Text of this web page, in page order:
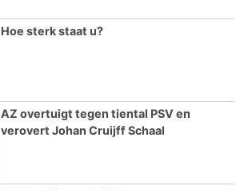
Hoe sterk staat u?
AZ overtuigt tegen tiental PSV en
verovert Johan Cruijff Schaal